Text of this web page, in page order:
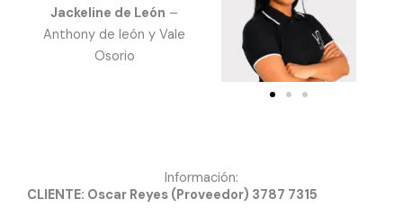
Jackeline de León –
Anthony de león y Vale
Osorio
Información:
CLIENTE: Oscar Reyes (Proveedor) 3787 7315